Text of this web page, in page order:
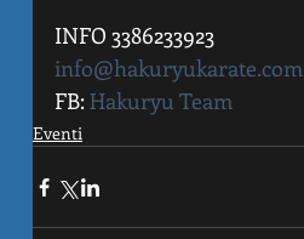
INFO 3386233923
info@hakuryukarate.com
FB: Hakuryu Team
Eventi